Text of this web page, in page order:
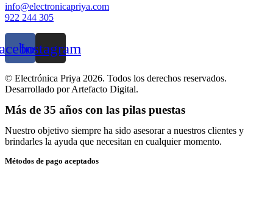
info@electronicapriya.com
922 244 305
Instagram
© Electrónica Priya 2026. Todos los derechos reservados.
Desarrollado por Artefacto Digital.
Más de 35 años con las pilas puestas
Nuestro objetivo siempre ha sido asesorar a nuestros clientes y
brindarles la ayuda que necesitan en cualquier momento.
Métodos de pago aceptados